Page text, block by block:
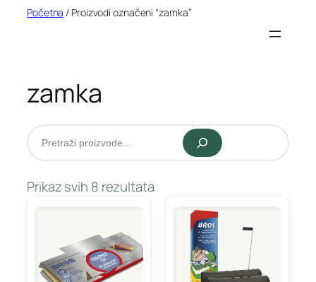
Početna / Proizvodi označeni “zamka”
zamka
Pretraži
Prikaz svih 8 rezultata